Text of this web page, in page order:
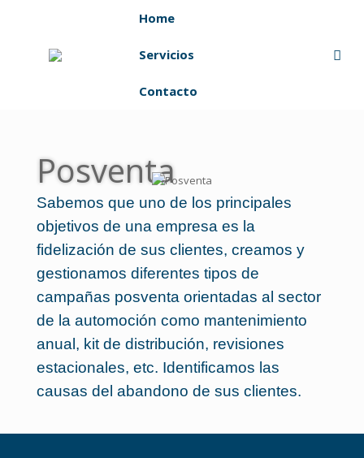
Home
Servicios
Contacto
Posventa
Sabemos que uno de los principales
objetivos de una empresa es la
fidelización de sus clientes, creamos y
gestionamos diferentes tipos de
campañas posventa orientadas al sector
de la automoción como mantenimiento
anual, kit de distribución, revisiones
estacionales, etc. Identificamos las
causas del abandono de sus clientes.